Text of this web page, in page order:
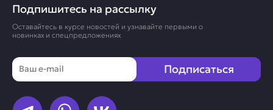
Подпишитесь на рассылку
Оставайтесь в курсе новостей и узнавайте первыми о
новинках и спецпредложениях
Email
Подписаться